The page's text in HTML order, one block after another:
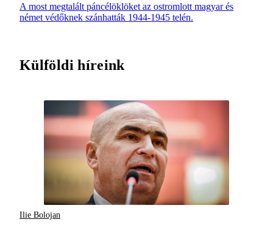
A most megtalált páncélöklöket az ostromlott magyar és
német védőknek szánhatták 1944-1945 telén.
Külföldi híreink
Ilie Bolojan